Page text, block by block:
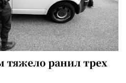
ранил трех